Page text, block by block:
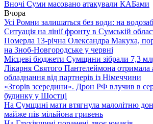
Вночі Суми масовано атакували КАБами
Вчора
Усі Ромни залишаться без води: на
Ситуація на лінії фронту в Сумській
Померла 13-річна Олександра Макуха,
на Зноб-Новгородське у червні
Місцеві бюджети Сумщини зібрали 7,3
Лікарня Святого Пантелеймона отримала
обладнання від партнерів із Німеччини
«Згорів зсередини». Дрон РФ влучив в
будинку у Шостці
На Сумщині мати втягнула малолітню
майже пів мільйона гривень